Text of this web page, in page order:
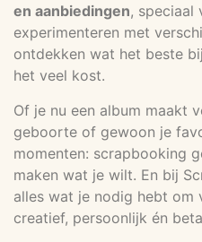
en aanbiedingen, speciaal
experimenteren met
ontdekken wat het beste
het veel kost.
Of je nu een album maakt
geboorte of gewoon je
momenten: scrapbooking
maken wat je wilt. En bij
alles wat je nodig hebt om
creatief, persoonlijk én